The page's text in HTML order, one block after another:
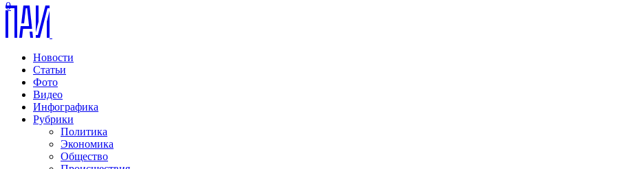
Новости
Статьи
Фото
Видео
Инфографика
Рубрики
Политика
Экономика
Общество
0